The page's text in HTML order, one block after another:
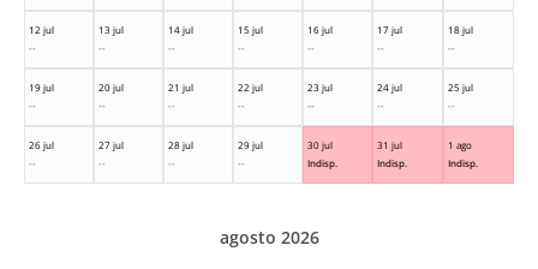
12 jul
--
13 jul
--
14 jul
--
15 jul
--
16 jul
--
17 jul
--
18 jul
--
19 jul
--
20 jul
--
21 jul
--
22 jul
--
23 jul
--
24 jul
--
25 jul
--
26 jul
--
27 jul
--
28 jul
--
29 jul
--
30 jul
Indisp.
31 jul
Indisp.
1 ago
Indisp.
agosto 2026